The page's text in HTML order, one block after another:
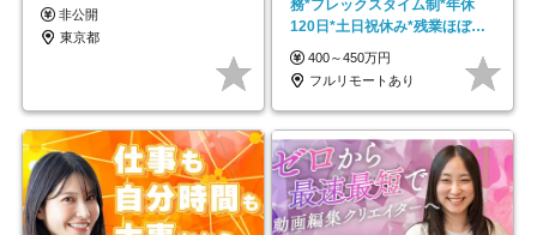
非公開
東京都
務*フレックスタイム制*年休
120日*土日祝休み*残業ほぼな
し*育児中社員8割以上
400～450万円
フルリモートあり